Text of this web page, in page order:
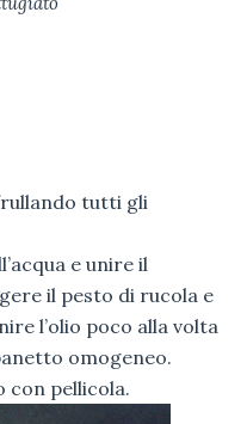
tutti gli
e unire il
il pesto di rucola e
l’olio poco alla volta
omogeneo.
con pellicola.